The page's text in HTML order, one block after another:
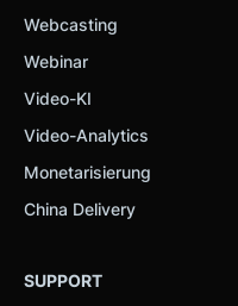
Webcasting
Webinar
Video-KI
Video-Analytics
Monetarisierung
China Delivery
SUPPORT